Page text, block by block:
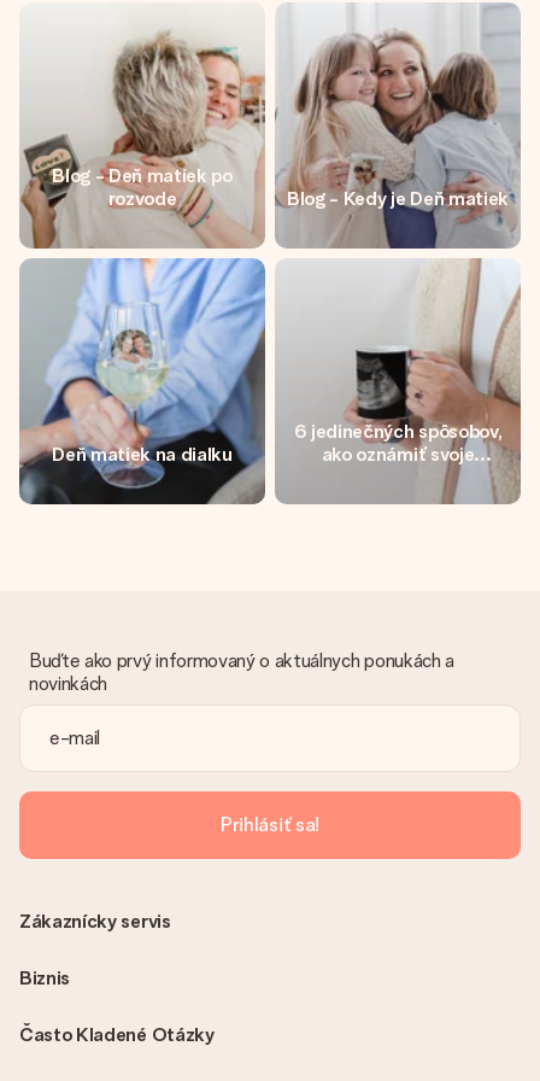
jej menom, vašou fotografiou alebo odkazom, ktorý naozaj
zahreje pri srdci. Žiadne zbytočnosti, len veľa lásky pre ten
pravý moment.
Blog - Deň matiek po
rozvode
Blog - Kedy je Deň matiek
Deň matiek na diaľku
6 jedinečných spôsobov,
ako oznámiť svoje
tehotenstvo
Buďte ako prvý informovaný o aktuálnych ponukách a
novinkách
Prihlásiť sa!
Často Kladené Otázky
Zákaznícky servis
Biznis